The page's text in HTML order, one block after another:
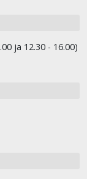
ja 12.30 - 16.00)